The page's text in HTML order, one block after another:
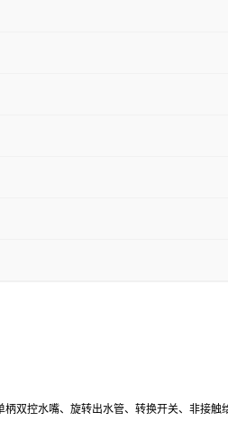
双控水嘴、旋转出水管、转换开关、非接触